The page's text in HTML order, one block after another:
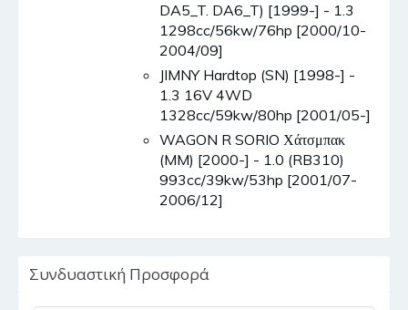
DA5_T. DA6_T) [1999-] - 1.3
1298cc/56kw/76hp [2000/10-
2004/09]
JIMNY Hardtop (SN) [1998-] -
1.3 16V 4WD
1328cc/59kw/80hp [2001/05-]
WAGON R SORIO Χάτσμπακ
(MM) [2000-] - 1.0 (RB310)
993cc/39kw/53hp [2001/07-
2006/12]
Συνδυαστική Προσφορά